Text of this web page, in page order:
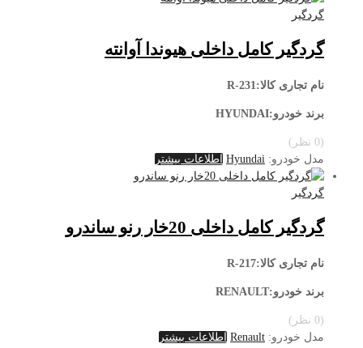
گردگیر
گردگیر کامل داخلی هیوندا آوانته
نام تجاری کالا:R-231
برند خودرو:HYUNDAI
(0 نظر)
مدل خودرو: Hyundai اطلاعات بیشتر
گردگیر
گردگیر کامل داخلی 20خار رنو ساندرو
نام تجاری کالا:R-217
برند خودرو:RENAULT
(0 نظر)
مدل خودرو: Renault اطلاعات بیشتر